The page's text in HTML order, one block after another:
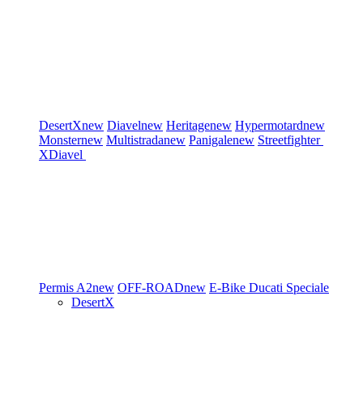
DesertXnew Diavelnew Heritagenew Hypermotardnew
Monsternew Multistradanew Panigalenew Streetfighter
XDiavel
Permis A2new OFF-ROADnew E-Bike Ducati Speciale
DesertX